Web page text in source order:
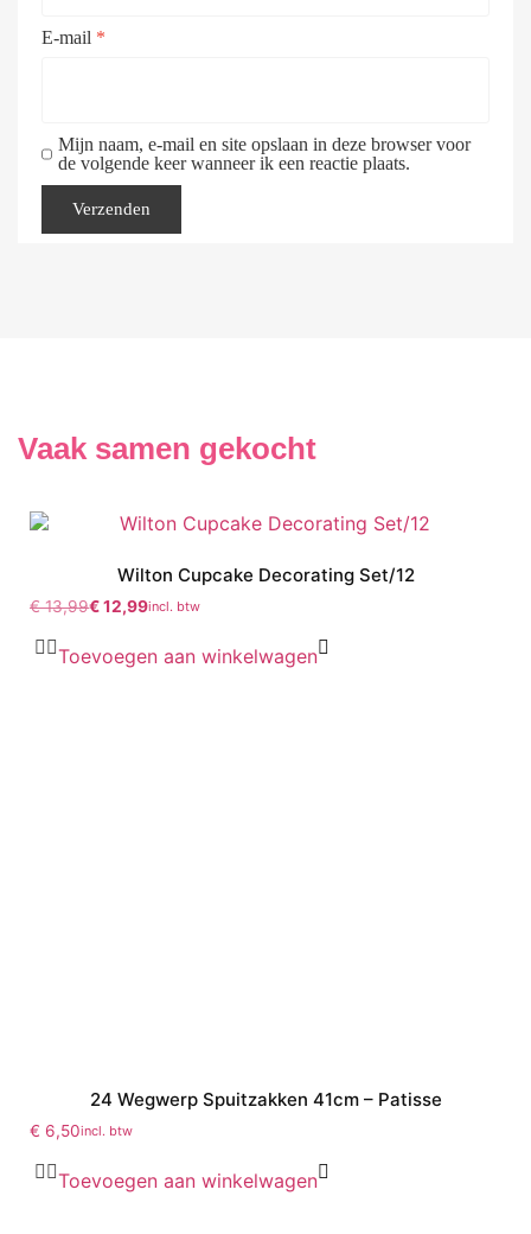
E-mail *
Mijn naam, e-mail en site opslaan in deze browser voor
de volgende keer wanneer ik een reactie plaats.
Vaak samen gekocht
Wilton Cupcake Decorating Set/12
€13,99€12,99incl. btw
Toevoegen aan winkelwagen
24 Wegwerp Spuitzakken 41cm – Patisse
€ 6,50incl. btw
Toevoegen aan winkelwagen